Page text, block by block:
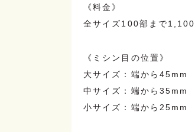
《料金》
全サイズ100部まで
《ミシン目の位置》
大サイズ：端から45mm
中サイズ：端から35mm
小サイズ：端から25mm